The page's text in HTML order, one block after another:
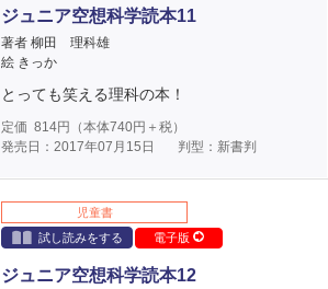
ジュニア空想科学読本11
著者 柳田 理科雄
絵 きっか
とっても笑える理科の本！
定価 814円（本体740円＋税）
発売日：2017年07月15日
判型：新書判
児童書
試し読みをする
電子版
ジュニア空想科学読本12